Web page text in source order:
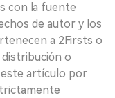
con la fuente
de autor y los
a 2Firsts o
o
artículo por